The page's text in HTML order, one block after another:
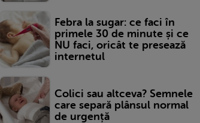
Febra la sugar: ce faci în
primele 30 de minute și ce
NU faci, oricât te presează
internetul
Colici sau altceva? Semnele
care separă plânsul normal
de urgență